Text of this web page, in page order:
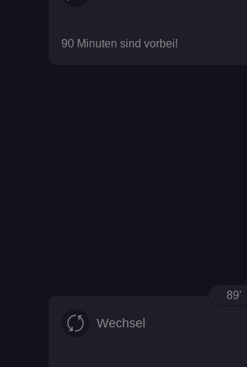
90 Minuten sind vorbei!
89'
Wechsel